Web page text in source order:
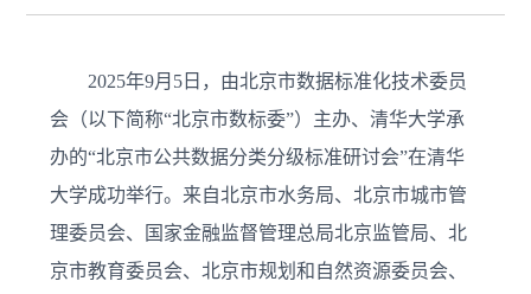
2025年9月5日，由北京市数据标准化技术委员
会（以下简称“北京市数标委”）主办、清华大学承
办的“北京市公共数据分类分级标准研讨会”在清华
大学成功举行。来自北京市水务局、北京市城市管
理委员会、国家金融监督管理总局北京监管局、北
京市教育委员会、北京市规划和自然资源委员会、